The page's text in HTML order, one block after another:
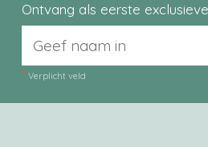
Ontvang als eerste
*Verplicht veld